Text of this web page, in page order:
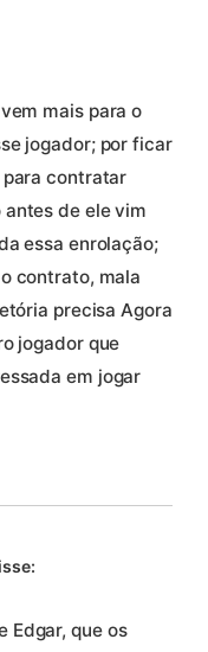
mais para o
jogador; por ficar
contratar
de ele vim
essa enrolação;
contrato, mala
precisa Agora
jogador que
em jogar
Edgar, que os